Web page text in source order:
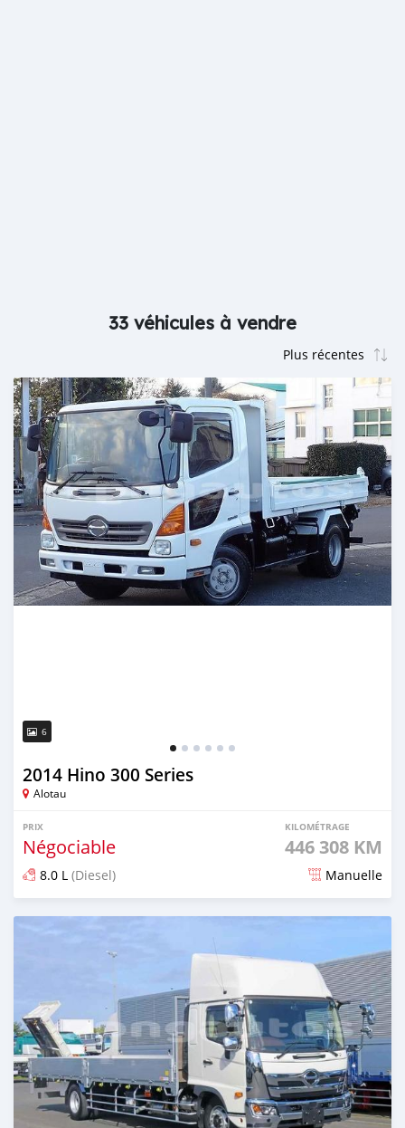
33 véhicules à vendre
6
2014 Hino 300 Series
Alotau
PRIX
Négociable
KILOMÉTRAGE
446 308 KM
8.0 L (Diesel) Manuelle
Publié il y a 2 mois